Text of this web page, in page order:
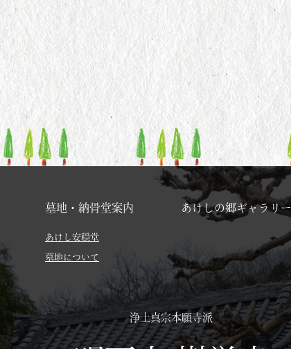
墓地・納骨堂案内
あけし安穏堂
墓地について
あけしの郷ギャラリー
浄土真宗本願寺派